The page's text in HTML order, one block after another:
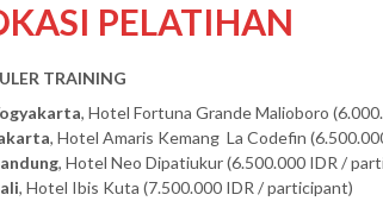
PELATIHAN
TRAINING
, Hotel Fortuna Grande Malioboro
, Hotel Amaris Kemang La Codefin
, Hotel Neo Dipatiukur (6.500.000 IDR /
, Hotel Ibis Kuta (7.500.000 IDR / participant)